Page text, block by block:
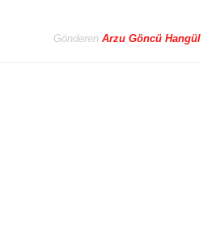
Gönderen Arzu Göncü Hangül